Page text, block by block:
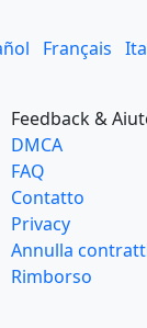
Français
Feedback &
DMCA
FAQ
Contatto
Privacy
Annulla
Rimborso